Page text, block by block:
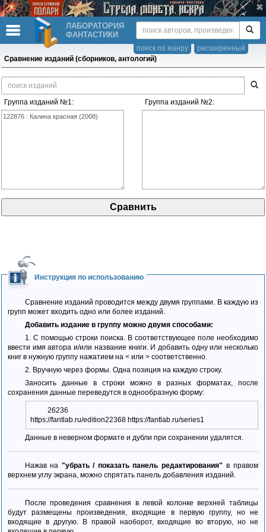
ЛАБОРАТОРИЯ
ФАНТАСТИКИ
расширенный
поиск по жанру
Сравнение изданий (сборников, антологий)
Группа изданий №1: Группа изданий №2:
Инструкция по использованию
Сравнение изданий проводится между двумя группами. В каждую из
групп может входить одно или более изданий.
Добавить издание в группу можно двумя способами:
1. С помощью строки поиска. В соответствующее поле необходимо
ввести имя автора и/или название книги. И добавить одну или несколько
книг в нужную группу нажатием на < или > соответственно.
2. Вручную через формы. Одна позиция на каждую строку.
Заносить данные в строки можно в разных форматах, после
сохранения данные переведутся в однообразную форму:
26236
https://fantlab.ru/edition22368 https://fantlab.ru/series1
Данные в неверном формате и дубли при сохранении удалятся.
Нажав на "убрать / показать панель редактирования" в правом
верхнем углу экрана, можно спрятать панель добавления изданий.
После проведения сравнения в левой колонке верхней таблицы
будут размещены произведения, входящие в первую группу, но не
входящие в другую. В правой наоборот, входящие во вторую, но не